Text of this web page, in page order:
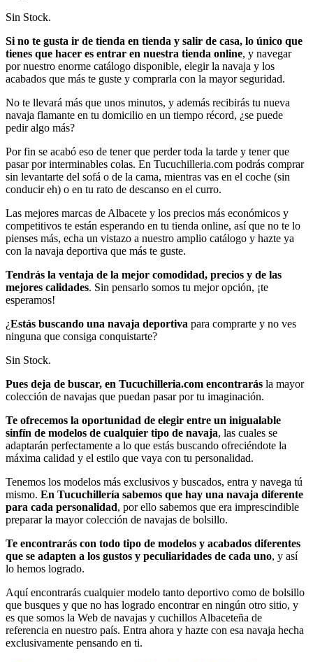
Sin Stock.
Si no te gusta ir de tienda en tienda y salir de casa, lo único que
tienes que hacer es entrar en nuestra tienda online, y navegar
por nuestro enorme catálogo disponible, elegir la navaja y los
acabados que más te guste y comprarla con la mayor seguridad.
No te llevará más que unos minutos, y además recibirás tu nueva
navaja flamante en tu domicilio en un tiempo récord, ¿se puede
pedir algo más?
Por fin se acabó eso de tener que perder toda la tarde y tener que
pasar por interminables colas. En Tucuchilleria.com podrás comprar
sin levantarte del sofá o de la cama, mientras vas en el coche (sin
conducir eh) o en tu rato de descanso en el curro.
Las mejores marcas de Albacete y los precios más económicos y
competitivos te están esperando en tu tienda online, así que no te lo
pienses más, echa un vistazo a nuestro amplio catálogo y hazte ya
con la navaja deportiva que más te guste.
Tendrás la ventaja de la mejor comodidad, precios y de las
mejores calidades. Sin pensarlo somos tu mejor opción, ¡te
esperamos!
¿Estás buscando una navaja deportiva para comprarte y no ves
ninguna que consiga conquistarte?
Sin Stock.
Pues deja de buscar, en Tucuchilleria.com encontrarás la mayor
colección de navajas que puedan pasar por tu imaginación.
Te ofrecemos la oportunidad de elegir entre un inigualable
sinfín de modelos de cualquier tipo de navaja, las cuales se
adaptarán perfectamente a lo que estás buscando ofreciéndote la
máxima calidad y el estilo que vaya con tu personalidad.
Tenemos los modelos más exclusivos y buscados, entra y navega tú
mismo. En Tucuchillería sabemos que hay una navaja diferente
para cada personalidad, por ello sabemos que era imprescindible
preparar la mayor colección de navajas de bolsillo.
Te encontrarás con todo tipo de modelos y acabados diferentes
que se adapten a los gustos y peculiaridades de cada uno, y así
lo hemos logrado.
Aquí encontrarás cualquier modelo tanto deportivo como de bolsillo
que busques y que no has logrado encontrar en ningún otro sitio, y
es que somos la Web de navajas y cuchillos Albaceteña de
referencia en nuestro país. Entra ahora y hazte con esa navaja hecha
exclusivamente pensando en ti.